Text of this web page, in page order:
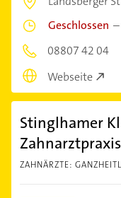
Geschlossen –
08807 42 04
Webseite
Stinglhamer
Zahnarztpraxis
ZAHNÄRZTE: